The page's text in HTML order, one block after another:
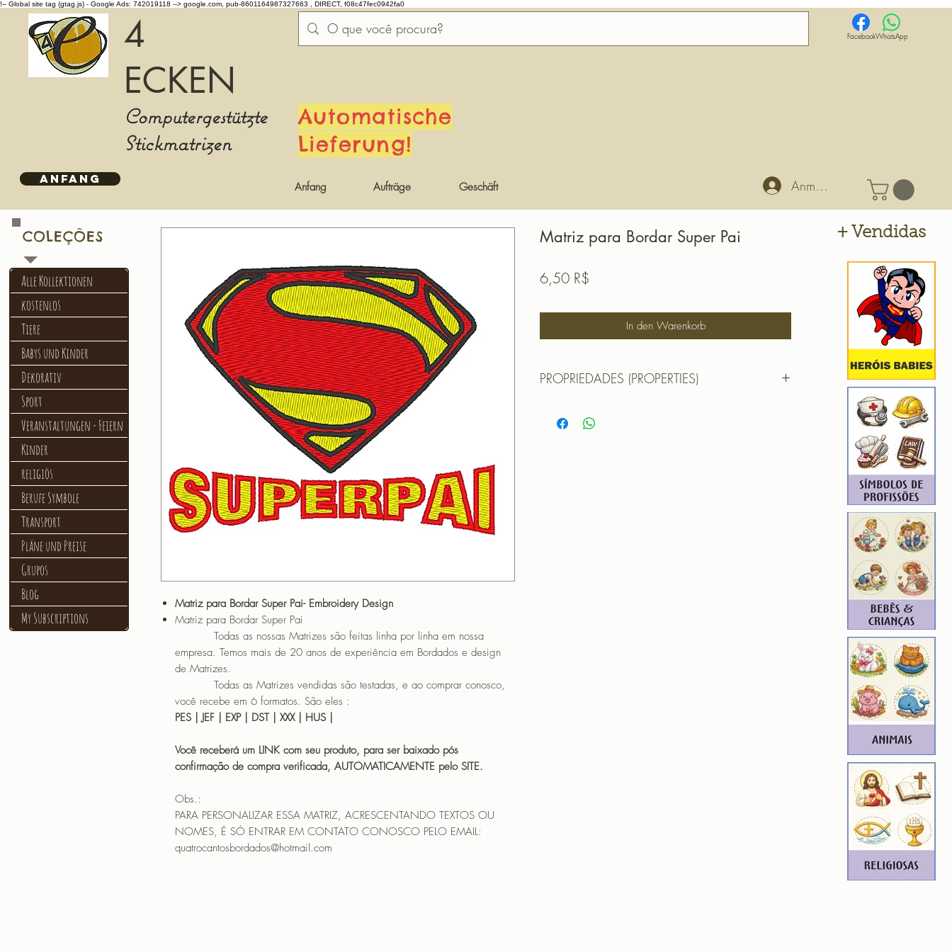
!-- Global site tag (gtag.js) - Google Ads: 742019118 --> google.com, pub-8601164987327663 , DIRECT, f08c47fec0942fa0
4
ECKEN
Computergestützte
Stickmatrizen
Automatische
Lieferung!
FacebookWhatsApp
ANFANG
Anfang Aufträge Geschäft Anmelden
Matriz para Bordar Super Pai- Embroidery Design
Matriz para Bordar Super Pai
Todas as nossas Matrizes são feitas linha por linha em nossa
empresa. Temos mais de 20 anos de experiência em Bordados e design
de Matrizes.
Todas as Matrizes vendidas são testadas, e ao comprar conosco,
você recebe em 6 formatos. São eles :
PES | JEF | EXP | DST | XXX | HUS |
Você receberá um LINK com seu produto, para ser baixado pós
confirmação de compra verificada, AUTOMATICAMENTE pelo SITE.
Obs.:
PARA PERSONALIZAR ESSA MATRIZ, ACRESCENTANDO TEXTOS OU
NOMES, É SÓ ENTRAR EM CONTATO CONOSCO PELO EMAIL:
quatrocantosbordados@hotmail.com
Matriz para Bordar Super Pai
6,50 R$
In den Warenkorb
PROPRIEDADES (PROPERTIES)
Matriz para Bordar Super Pai
Alle Kollektionen
kostenlos
Tiere
Babys und Kinder
Dekorativ
Sport
Veranstaltungen - Feiern
Kinder
religiös
Berufe Symbole
Transport
Pläne und Preise
Grupos
Blog
My Subscriptions
COLEÇÕES + Vendidas